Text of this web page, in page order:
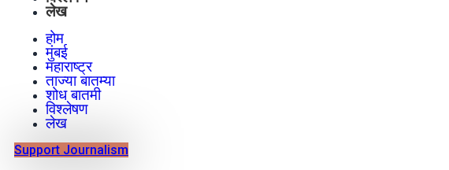
लेख
होम
मुंबई
महाराष्ट्र
ताज्या बातम्या
शोध बातमी
विश्लेषण
लेख
Support Journalism